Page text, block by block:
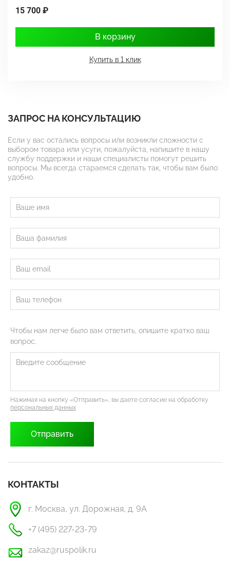
15 700 ₽
В корзину
Купить в 1 клик
ЗАПРОС НА КОНСУЛЬТАЦИЮ
Если у вас остались вопросы или возникли сложности с
выбором товара или усуги, пожалуйста, напишите в нашу
службу поддержки и наши специалисты помогут решить
вопросы. Мы всегда стараемся сделать так, чтобы вам было
удобно.
Чтобы нам легче было вам ответить, опишите кратко ваш
вопрос.
Нажимая на кнопку «Отправить», вы даете согласие на обработку
персональных данных
КОНТАКТЫ
г. Москва, ул. Дорожная, д. 9А
+7 (495) 227-23-79
zakaz@ruspolik.ru